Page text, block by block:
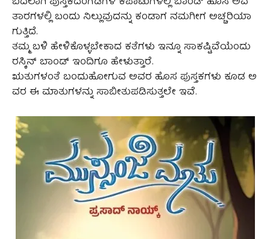
ತಾರಗಳಲ್ಲಿ ಬಂದು ನಿಲ್ಲುವುದನ್ನು ಕಂಡಾಗ ನಮಗೀಗ ಅಚ್ಚರಿಯಾ
ಗುತ್ತಿದೆ.
ತಮ್ಮ ಬಳಿ ಹೇಳಿಕೊಳ್ಳಬೇಕಾದ ಕತೆಗಳು ಇನ್ನೂ ಸಾಕಷ್ಟಿವೆಯೆಂದು
ರಸ್ಕಿನ್ ಬಾಂಡ್ ಇಂದಿಗೂ ಹೇಳುತ್ತಾರೆ.
ಋತುಗಳಂತೆ ಬಂದುಹೋಗುವ ಅವರ ಹೊಸ ಪುಸ್ತಕಗಳು ಕೂಡ ಅ
ವರ ಈ ಮಾತುಗಳನ್ನು ಸಾಬೀತುಪಡಿಸುತ್ತಲೇ ಇವೆ.